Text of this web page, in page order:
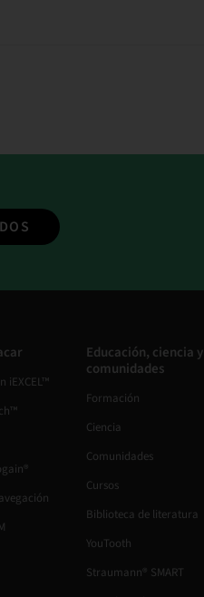
iEXCEL™
Educación, ciencia y
comunidades
Formación
Ciencia
Comunidades
Cursos
Biblioteca de literatura
YouTooth
Straumann® SMART